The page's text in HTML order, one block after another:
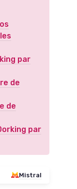
par
de
de
par
Mistral